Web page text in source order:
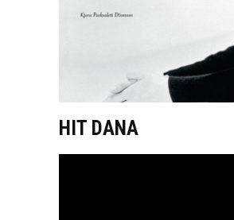
HIT DANA